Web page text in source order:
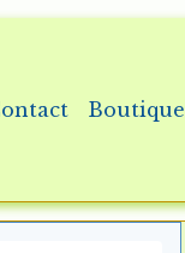
Boutique